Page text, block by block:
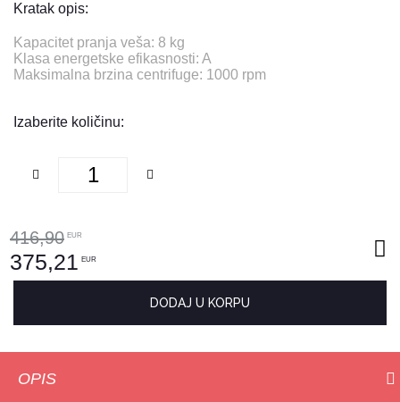
Kratak opis:
Kapacitet pranja veša: 8 kg
Klasa energetske efikasnosti: A
Maksimalna brzina centrifuge: 1000 rpm
Izaberite količinu:
416,90 EUR
375,21 EUR
DODAJ U KORPU
OPIS